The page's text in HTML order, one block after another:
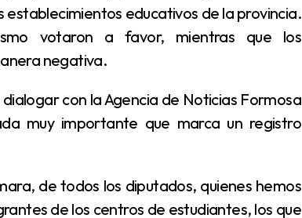
establecimientos educativos de la provincia.
votaron a favor, mientras que los
negativa.
muy importante que marca un registro
de los centros de estudiantes, los que